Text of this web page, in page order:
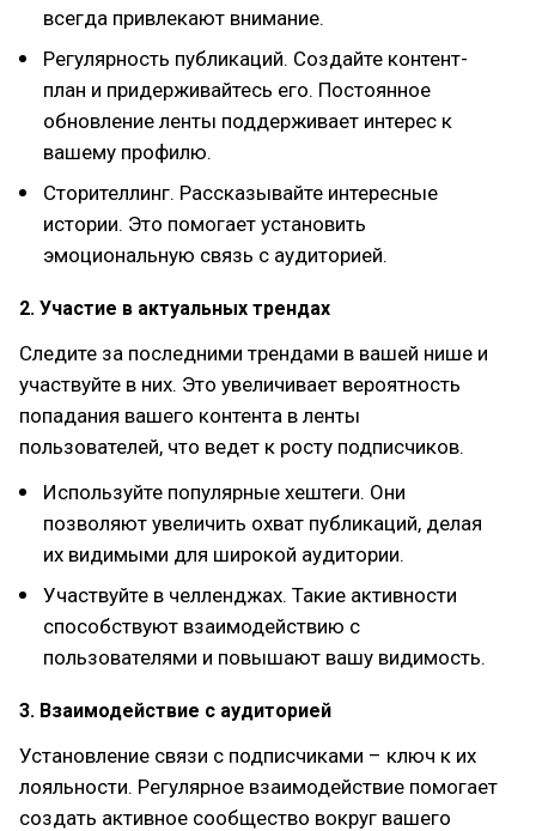
всегда привлекают внимание.
Регулярность публикаций. Создайте контент-
план и придерживайтесь его. Постоянное
обновление ленты поддерживает интерес к
вашему профилю.
Сторителлинг. Рассказывайте интересные
истории. Это помогает установить
эмоциональную связь с аудиторией.
2. Участие в актуальных трендах
Следите за последними трендами в вашей нише и
участвуйте в них. Это увеличивает вероятность
попадания вашего контента в ленты
пользователей, что ведет к росту подписчиков.
Используйте популярные хештеги. Они
позволяют увеличить охват публикаций, делая
их видимыми для широкой аудитории.
Участвуйте в челленджах. Такие активности
способствуют взаимодействию с
пользователями и повышают вашу видимость.
3. Взаимодействие с аудиторией
Установление связи с подписчиками – ключ к их
лояльности. Регулярное взаимодействие помогает
создать активное сообщество вокруг вашего